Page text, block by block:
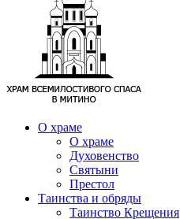
О храме
О храме
Духовенство
Святыни
Престол
Таинства и обряды
Таинство Крещения